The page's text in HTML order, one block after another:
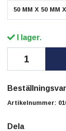
50 MM X 50 MM
I lager.
Artikelnummer:
Dela